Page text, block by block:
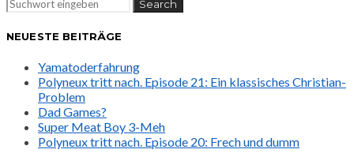
Search
NEUESTE BEITRÄGE
Yamatoderfahrung
Polyneux tritt nach. Episode 21: Ein klassisches Christian-
Problem
Dad Games?
Super Meat Boy 3-Meh
Polyneux tritt nach. Episode 20: Frech und dumm